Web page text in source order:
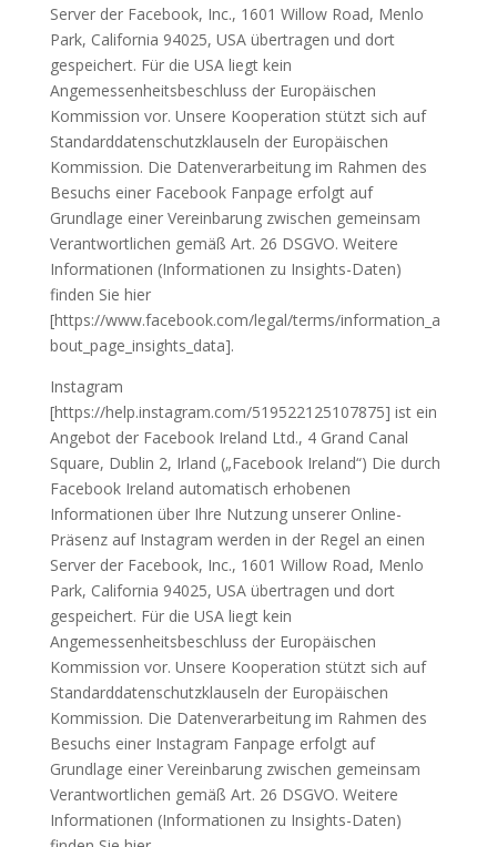
Server der Facebook, Inc., 1601 Willow Road, Menlo
Park, California 94025, USA übertragen und dort
gespeichert. Für die USA liegt kein
Angemessenheitsbeschluss der Europäischen
Kommission vor. Unsere Kooperation stützt sich auf
Standarddatenschutzklauseln der Europäischen
Kommission. Die Datenverarbeitung im Rahmen des
Besuchs einer Facebook Fanpage erfolgt auf
Grundlage einer Vereinbarung zwischen gemeinsam
Verantwortlichen gemäß Art. 26 DSGVO. Weitere
Informationen (Informationen zu Insights-Daten)
finden Sie hier
[https://www.facebook.com/legal/terms/information_a
bout_page_insights_data].
Instagram
[https://help.instagram.com/519522125107875] ist ein
Angebot der Facebook Ireland Ltd., 4 Grand Canal
Square, Dublin 2, Irland („Facebook Ireland“) Die durch
Facebook Ireland automatisch erhobenen
Informationen über Ihre Nutzung unserer Online-
Präsenz auf Instagram werden in der Regel an einen
Server der Facebook, Inc., 1601 Willow Road, Menlo
Park, California 94025, USA übertragen und dort
gespeichert. Für die USA liegt kein
Angemessenheitsbeschluss der Europäischen
Kommission vor. Unsere Kooperation stützt sich auf
Standarddatenschutzklauseln der Europäischen
Kommission. Die Datenverarbeitung im Rahmen des
Besuchs einer Instagram Fanpage erfolgt auf
Grundlage einer Vereinbarung zwischen gemeinsam
Verantwortlichen gemäß Art. 26 DSGVO. Weitere
Informationen (Informationen zu Insights-Daten)